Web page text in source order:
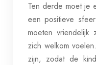
Ten derde moet je
een positieve
moeten vriendelijk
zich welkom
zijn, zodat de